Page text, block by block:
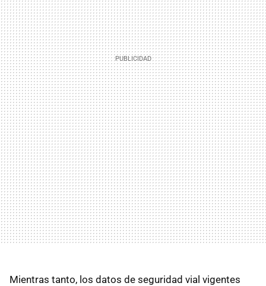
Mientras tanto, los datos de seguridad vial vigentes